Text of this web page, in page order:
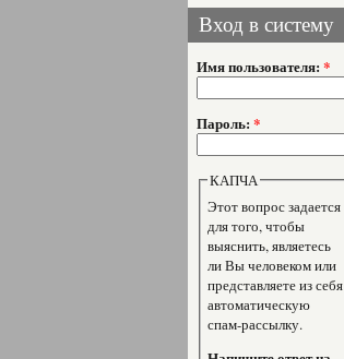
Вход в систему
Имя пользователя: *
Пароль: *
КАПЧА
Этот вопрос задается
для того, чтобы
выяснить, являетесь
ли Вы человеком или
представляете из себя
автоматическую
спам-рассылку.